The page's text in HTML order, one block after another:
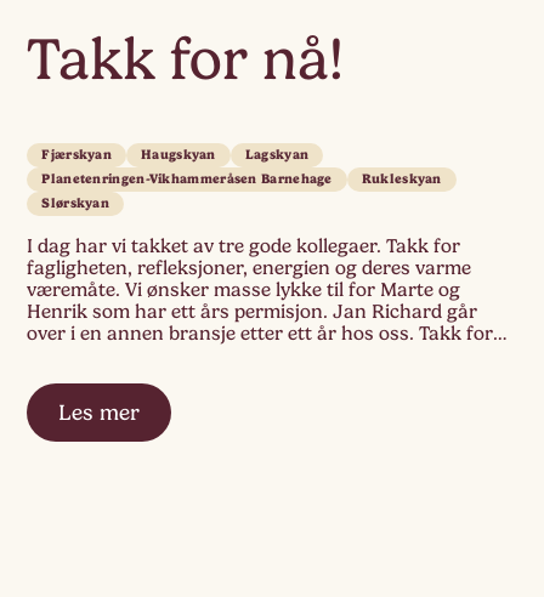
Takk for nå!
Fjærskyan Haugskyan
Lagskyan
Planetenringen-Vikhammeråsen Barnehage
Rukleskyan
Slørskyan
I dag har vi takket av tre gode kollegaer. Takk for
fagligheten, refleksjoner, energien og deres varme
væremåte. Vi ønsker masse lykke til for Marte og
Henrik som har ett års permisjon. Jan Richard går
over i en annen bransje etter ett år hos oss. Takk for
Les mer